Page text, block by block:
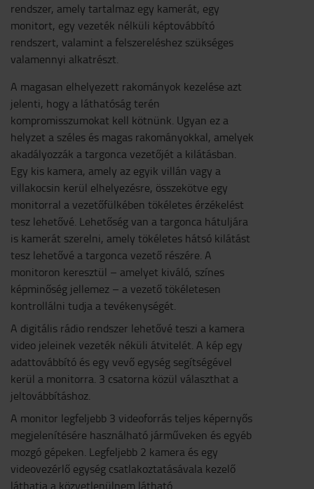
rendszer, amely tartalmaz egy kamerát, egy
monitort, egy vezeték nélküli képtovábbító
rendszert, valamint a felszereléshez szükséges
valamennyi alkatrészt.
A magasan elhelyezett rakományok kezelése azt
jelenti, hogy a láthatóság terén
kompromisszumokat kell kötnünk. Ugyan ez a
helyzet a széles és magas rakományokkal, amelyek
akadályozzák a targonca vezetőjét a kilátásban.
Egy kis kamera, amely az egyik villán vagy a
villakocsin kerül elhelyezésre, összekötve egy
monitorral a vezetőfülkében tökéletes érzékelést
tesz lehetővé. Lehetőség van a targonca hátuljára
is kamerát szerelni, amely tökéletes hátsó kilátást
tesz lehetővé a targonca vezető részére. A
monitoron keresztül – amelyet kiváló, színes
képminőség jellemez – a vezető tökéletesen
kontrollálni tudja a tevékenységét.
A digitális rádio rendszer lehetővé teszi a kamera
video jeleinek vezeték néküli átvitelét. A kép egy
adattovábbító és egy vevő egység segítségével
kerül a monitorra. 3 csatorna közül választhat a
jeltovábbításhoz.
A monitor legfeljebb 3 videoforrás teljes képernyős
megjelenítésére használható járműveken és egyéb
mozgó gépeken. Legfeljebb 2 kamera és egy
videovezérlő egység csatlakoztatásávala kezelő
láthatja a közvetlenülnem látható